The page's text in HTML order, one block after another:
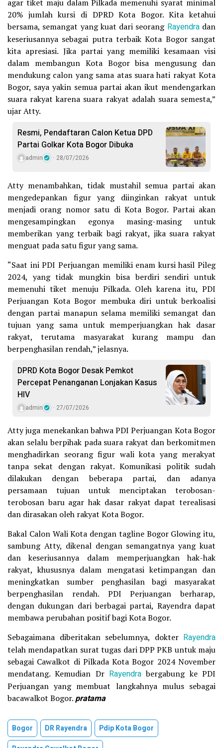
agar tiket maju dalam Pilkada memenuhi syarat minimal
20% jumlah kursi di DPRD Kota Bogor. Kita ketahui
bersama, semangat yang kuat dari seorang Rayendradan
keseriusannya sebagai putra terbaik Kota Bogor sangat
kita apresiasi. Jika partai yang memiliki kesamaan visi
dalam membangun Kota Bogor bisa mengusung dan
mendukung calon yang sama atas suara hati rakyat Kota
Bogor, saya yakin semua partai akan ikut mendengarkan
suara rakyat karena suara rakyat adalah suara semesta,”
ujar Atty.
Resmi, Pendaftaran Calon Ketua DPD
Partai Golkar Kota Bogor Dibuka
admin 28/07/2026
Atty menambahkan, tidak mustahil semua partai akan
mengedepankan figur yang diinginkan rakyat untuk
menjadi orang nomor satu di Kota Bogor. Partai akan
mengesampingkan egonya masing-masing untuk
memberikan yang terbaik bagi rakyat, jika suara rakyat
menguat pada satu figur yang sama.
“Saat ini PDI Perjuangan memiliki enam kursi hasil Pileg
2024, yang tidak mungkin bisa berdiri sendiri untuk
memenuhi tiket menuju Pilkada. Oleh karena itu, PDI
Perjuangan Kota Bogor membuka diri untuk berkoalisi
dengan partai manapun selama memiliki semangat dan
tujuan yang sama untuk memperjuangkan hak dasar
rakyat, terutama masyarakat kurang mampu dan
berpenghasilan rendah,” jelasnya.
DPRD Kota Bogor Desak Pemkot
Percepat Penanganan Lonjakan Kasus
HIV
admin 27/07/2026
Atty juga menekankan bahwa PDI Perjuangan Kota Bogor
akan selalu berpihak pada suara rakyat dan berkomitmen
menghadirkan seorang figur wali kota yang merakyat
tanpa sekat dengan rakyat. Komunikasi politik sudah
dilakukan dengan beberapa partai, dan adanya
persamaan tujuan untuk menciptakan terobosan-
terobosan baru agar hak dasar rakyat dapat terealisasi
dan dirasakan oleh rakyat Kota Bogor.
Bakal Calon Wali Kota dengan tagline Bogor Glowing itu,
sambung Atty, dikenal dengan semangatnya yang kuat
dan keseriusannya dalam memperjuangkan hak-hak
rakyat, khususnya dalam mengatasi ketimpangan dan
meningkatkan sumber penghasilan bagi masyarakat
berpenghasilan rendah. PDI Perjuangan berharap,
dengan dukungan dari berbagai partai, Rayendra dapat
membawa perubahan positif bagi Kota Bogor.
Sebagaimana diberitakan sebelumnya, dokter Rayendra
telah mendapatkan surat tugas dari DPP PKB untuk maju
sebagai Cawalkot di Pilkada Kota Bogor 2024 November
mendatang. Kemudian Dr Rayendra bergabung ke PDI
Perjuangan yang membuat langkahnya mulus sebagai
bacawalkot Bogor.pratama
Bogor DR Rayendra
Pdip Kota Bogor